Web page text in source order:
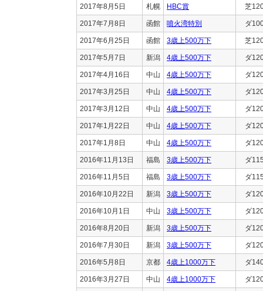
2017年8月5日 札幌 HBC賞 芝
2017年7月8日 函館 噴火湾特別 ダ
2017年6月25日 函館 3歳上500万下 芝
2017年5月7日 新潟 4歳上500万下 ダ
2017年4月16日 中山 4歳上500万下 ダ
2017年3月25日 中山 4歳上500万下 ダ
2017年3月12日 中山 4歳上500万下 ダ
2017年1月22日 中山 4歳上500万下 ダ
2017年1月8日 中山 4歳上500万下 ダ
2016年11月13日 福島 3歳上500万下 ダ
2016年11月5日 福島 3歳上500万下 ダ
2016年10月22日 新潟 3歳上500万下 ダ
2016年10月1日 中山 3歳上500万下 ダ
2016年8月20日 新潟 3歳上500万下 ダ
2016年7月30日 新潟 3歳上500万下 ダ
2016年5月8日 京都 4歳上1000万下 ダ
2016年3月27日 中山 4歳上1000万下 ダ